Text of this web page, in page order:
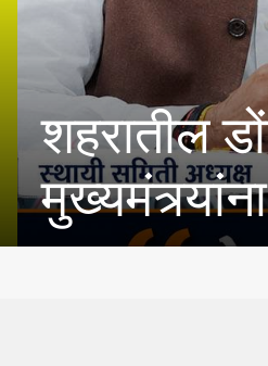
डोंगरउतार,
पत्र